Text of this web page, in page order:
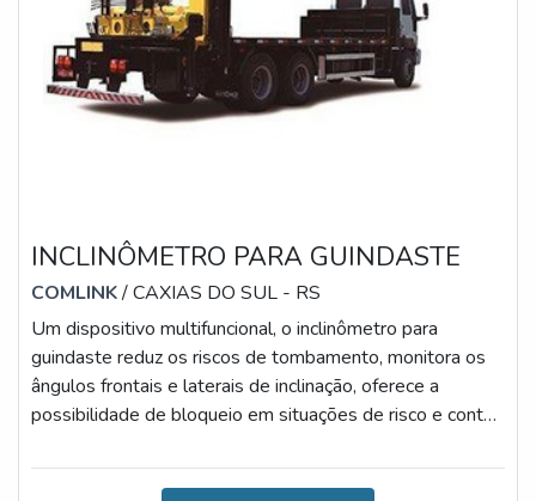
INCLINÔMETRO PARA GUINDASTE
COMLINK/ CAXIAS DO SUL - RS
Um dispositivo multifuncional, o inclinômetro para
guindaste reduz os riscos de tombamento, monitora os
ângulos frontais e laterais de inclinação, oferece a
possibilidade de bloqueio em situações de risco e conta
alarmes.Constituído por materiais resistentes e versáteis,